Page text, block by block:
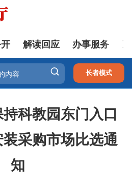
解读回应 办事服务
 长者模式
科教园东门入口
采购市场比选通
知